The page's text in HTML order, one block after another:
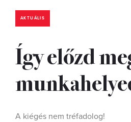
AKTUÁLIS
Így előzd
A kiégés nem tréfadolog!